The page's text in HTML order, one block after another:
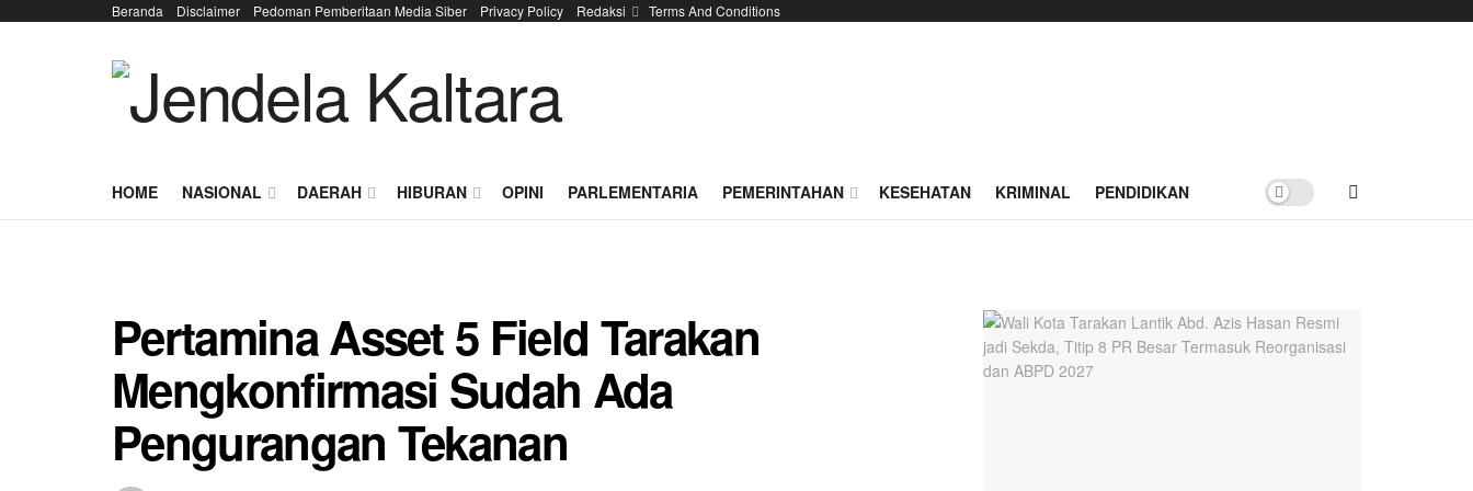
Beranda Disclaimer Pedoman Pemberitaan Media Siber Privacy Policy Redaksi Terms And Conditions
HOME NASIONAL DAERAH HIBURAN OPINI PARLEMENTARIA PEMERINTAHAN KESEHATAN KRIMINAL PENDIDIKAN
Pertamina Asset 5 Field Tarakan
Mengkonfirmasi Sudah Ada
Pengurangan Tekanan